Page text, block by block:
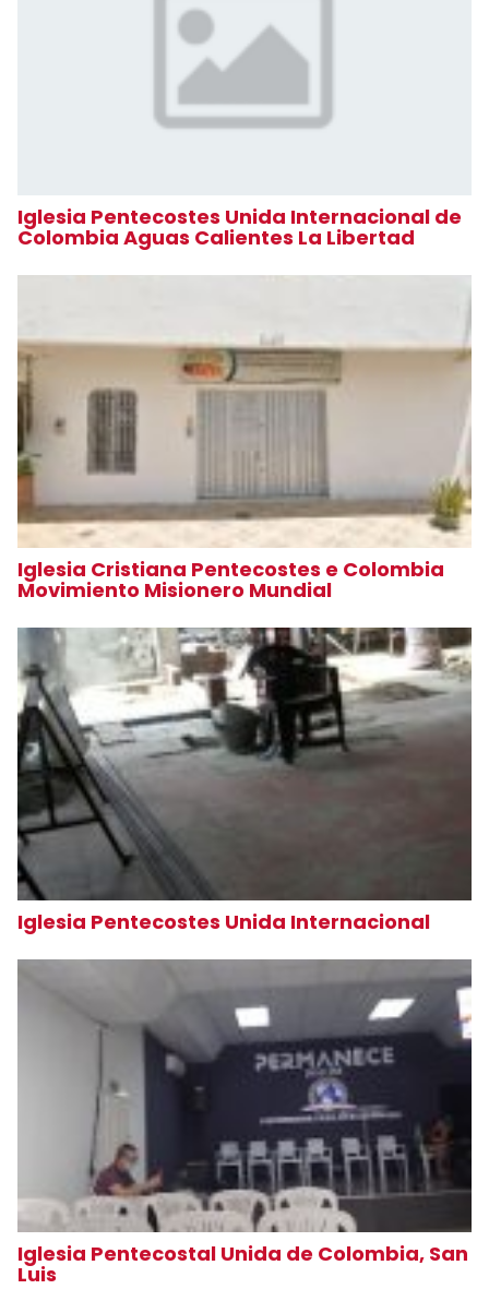
Iglesia Pentecostes Unida Internacional de
Colombia Aguas Calientes La Libertad
Iglesia Cristiana Pentecostes e Colombia
Movimiento Misionero Mundial
Iglesia Pentecostes Unida Internacional
Iglesia Pentecostal Unida de Colombia, San
Luis